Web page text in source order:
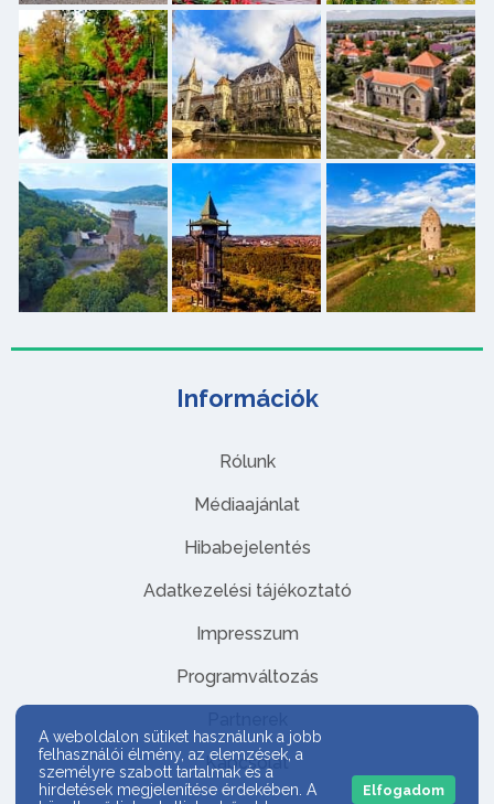
Információk
Rólunk
Médiaajánlat
Hibabejelentés
Adatkezelési tájékoztató
Impresszum
Programváltozás
Kapcsolat
A weboldalon sütiket használunk a jobb
felhasználói élmény, az elemzések, a
személyre szabott tartalmak és a
hirdetések megjelenítése érdekében. A
Elfogadom